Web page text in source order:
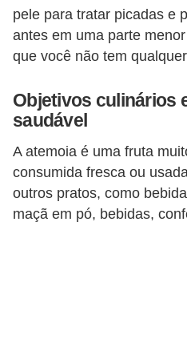
pele para tratar picadas e
antes em uma parte
que você não tem
Objetivos culinários
saudável
A atemoia é uma fruta
consumida fresca ou
outros pratos, como
maçã em pó, bebidas,